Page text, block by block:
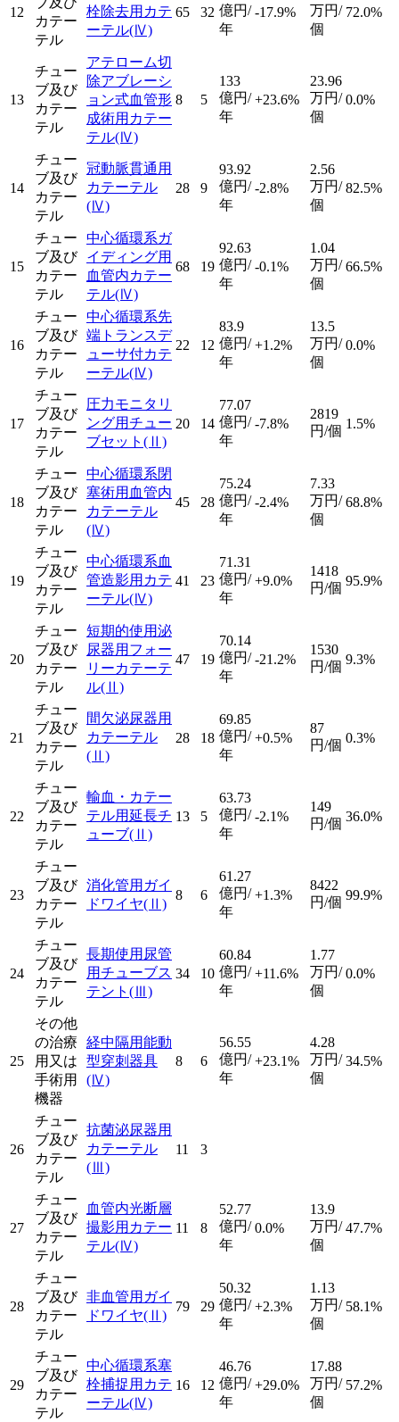
12
カテー
テル
栓除去用カテ
ーテル(Ⅳ)
65 32 億円/
年
-17.9%
万円/
個
72.0%
13
チュー
ブ及び
カテー
テル
アテローム切
除アブレーシ
ョン式血管形
成術用カテー
テル(Ⅳ)
8 5
133
億円/
年
+23.6%
23.96
万円/
個
0.0%
14
チュー
ブ及び
カテー
テル
冠動脈貫通用
カテーテル
(Ⅳ)
28 9
93.92
億円/
年
-2.8%
2.56
万円/
個
82.5%
15
チュー
ブ及び
カテー
テル
中心循環系ガ
イディング用
血管内カテー
テル(Ⅳ)
68 19
92.63
億円/
年
-0.1%
1.04
万円/
個
66.5%
16
チュー
ブ及び
カテー
テル
中心循環系先
端トランスデ
ューサ付カテ
ーテル(Ⅳ)
22 12
83.9
億円/
年
+1.2%
13.5
万円/
個
0.0%
17
チュー
ブ及び
カテー
テル
圧力モニタリ
ング用チュー
ブセット (Ⅱ)
20 14
77.07
億円/
年
-7.8%
2819
円/個 1.5%
18
チュー
ブ及び
カテー
テル
中心循環系閉
塞術用血管内
カテーテル
(Ⅳ)
45 28
75.24
億円/
年
-2.4%
7.33
万円/
個
68.8%
19
チュー
ブ及び
カテー
テル
中心循環系血
管造影用カテ
ーテル(Ⅳ)
41 23
71.31
億円/
年
+9.0%
1418
円/個 95.9%
20
チュー
ブ及び
カテー
テル
短期的使用泌
尿器用フォー
リーカテーテ
ル(Ⅱ)
47 19
70.14
億円/
年
-21.2%
1530
円/個 9.3%
21
チュー
ブ及び
カテー
テル
間欠泌尿器用
カテーテル
(Ⅱ)
28 18
69.85
億円/
年
+0.5%
87
円/個 0.3%
22
チュー
ブ及び
カテー
テル
輸血・カテー
テル用延長チ
ューブ(Ⅱ)
13 5
63.73
億円/
年
-2.1%
149
円/個 36.0%
23
チュー
ブ及び
カテー
テル
消化管用ガイ
ドワイヤ(Ⅱ)
8 6
61.27
億円/
年
+1.3%
8422
円/個 99.9%
24
チュー
ブ及び
カテー
テル
長期使用尿管
用チューブス
テント (Ⅲ)
34 10
60.84
億円/
年
+11.6%
1.77
万円/
個
0.0%
25
その他
の治療
用又は
手術用
機器
経中隔用能動
型穿刺器具
(Ⅳ)
8 6
56.55
億円/
年
+23.1%
4.28
万円/
個
34.5%
26
チュー
ブ及び
カテー
テル
抗菌泌尿器用
カテーテル
(Ⅲ)
11 3
27
チュー
ブ及び
カテー
テル
血管内光断層
撮影用カテー
テル(Ⅳ)
11 8
52.77
億円/
年
0.0%
13.9
万円/
個
47.7%
28
チュー
ブ及び
カテー
テル
非血管用ガイ
ドワイヤ(Ⅱ)
79 29
50.32
億円/
年
+2.3%
1.13
万円/
個
58.1%
29
チュー
ブ及び
カテー
テル
中心循環系塞
栓捕捉用カテ
ーテル(Ⅳ)
16 12
46.76
億円/
年
+29.0%
17.88
万円/
個
57.2%